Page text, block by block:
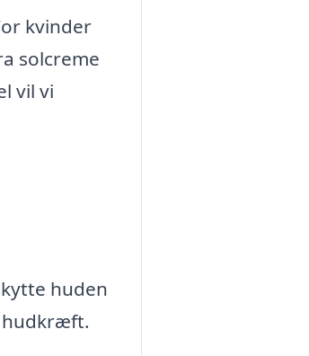
kvinder
solcreme
vil vi
huden
hudkræft.